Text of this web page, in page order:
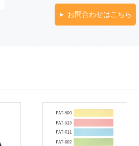
お問合わせはこちら